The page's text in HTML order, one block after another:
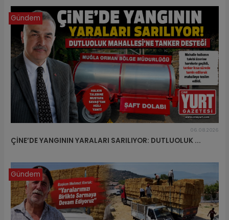
06.08.2026
ÇİNE’DE YANGININ YARALARI SARILIYOR: DUTLUOLUK ...
Gündem
Gündem